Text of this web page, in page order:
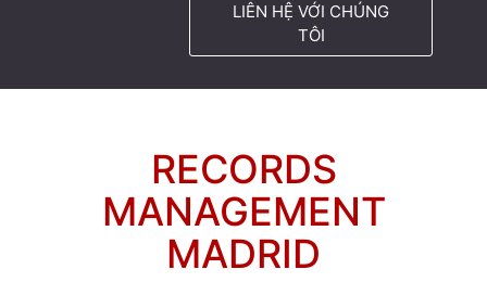
LIÊN HỆ VỚI CHÚNG
TÔI
RECORDS
MANAGEMENT
MADRID